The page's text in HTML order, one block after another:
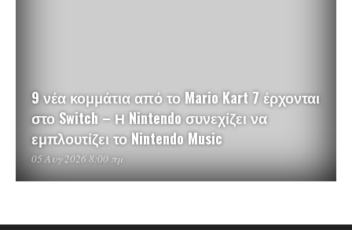
9 νέα κομμάτια από το Mario Kart 7 έρχονται
στο Switch – Η Nintendo συνεχίζει να
εμπλουτίζει το Nintendo Music
05 Αυγ 2026 8:00 πμ